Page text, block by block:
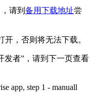
请到 备用下载地址尝
开，否则将无法下载。
发者”，请到下一页查看